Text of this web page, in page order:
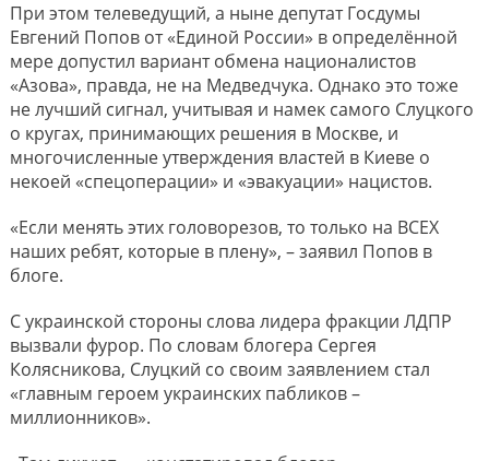
При этом телеведущий, а ныне депутат Госдумы
Евгений Попов от «Единой России» в определённой
мере допустил вариант обмена националистов
«Азова», правда, не на Медведчука. Однако это тоже
не лучший сигнал, учитывая и намек самого Слуцкого
о кругах, принимающих решения в Москве, и
многочисленные утверждения властей в Киеве о
некоей «спецоперации» и «эвакуации» нацистов.
«Если менять этих головорезов, то только на ВСЕХ
наших ребят, которые в плену», – заявил Попов в
блоге.
С украинской стороны слова лидера фракции ЛДПР
вызвали фурор. По словам блогера Сергея
Колясникова, Слуцкий со своим заявлением стал
«главным героем украинских пабликов –
миллионников».